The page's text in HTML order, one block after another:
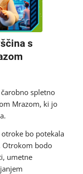
s
spletno
Mrazom, ki jo
otroke bo potekala
Otrokom bodo
umetne